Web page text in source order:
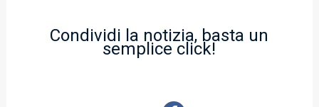
Condividi la notizia, basta un
semplice click!